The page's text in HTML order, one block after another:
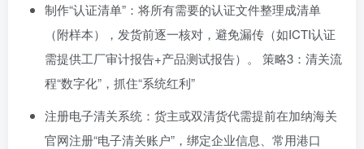
制作“认证清单”：将所有需要的认证文件整理成清单
（附样本），发货前逐一核对，避免漏传（如ICTI认证
需提供工厂审计报告+产品测试报告）。 策略3：清关流
程“数字化”，抓住“系统红利”
注册电子清关系统：货主或双清货代需提前在加纳海关
官网注册“电子清关账户”，绑定企业信息、常用港口